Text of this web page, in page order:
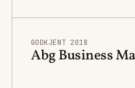
GODKJENT 2018
Abg Business